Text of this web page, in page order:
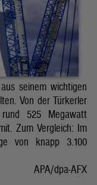
seinem wichtigen
Von der Türkerler
525 Megawatt
Zum Vergleich: Im
von knapp 3.100
APA/dpa-AFX